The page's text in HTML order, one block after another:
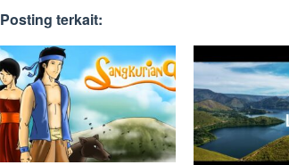
Posting terkait: